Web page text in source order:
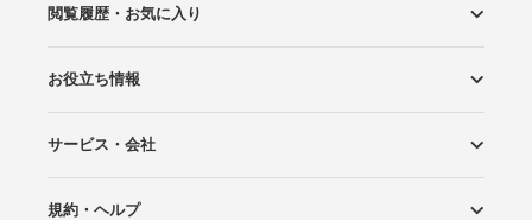
ロケーションから探す
スタジオから探す
閲覧履歴・お気に入り
閲覧スタジオ
お気に入り
お役立ち情報
Wedding Photo マガジン
はじめてガイド
サービス・会社
Photoraitとは
スタジオの掲載について
お問い合わせ
運営会社
サイトマップ
規約・ヘルプ